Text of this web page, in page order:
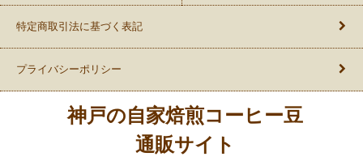
特定商取引法に基づく表記
プライバシーポリシー
神戸の自家焙煎コーヒー豆
通販サイト